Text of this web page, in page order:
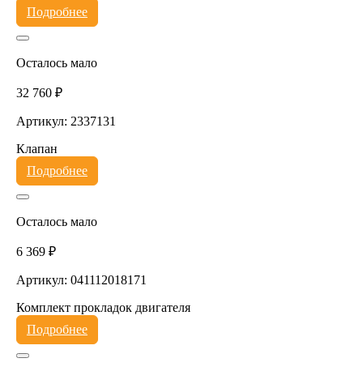
Подробнее
Осталось мало
32 760 ₽
Артикул: 2337131
Клапан
Подробнее
Осталось мало
6 369 ₽
Артикул: 041112018171
Комплект прокладок двигателя
Подробнее